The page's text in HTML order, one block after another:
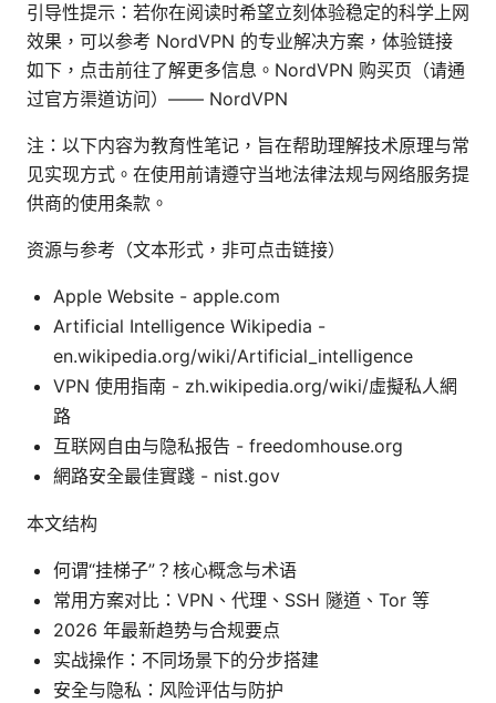
引导性提示：若你在阅读时希望立刻体验稳定的科学上网
效果，可以参考 NordVPN 的专业解决方案，体验链接
如下，点击前往了解更多信息。NordVPN 购买页（请通
过官方渠道访问）—— NordVPN
注：以下内容为教育性笔记，旨在帮助理解技术原理与常
见实现方式。在使用前请遵守当地法律法规与网络服务提
供商的使用条款。
资源与参考（文本形式，非可点击链接）
Apple Website - apple.com
Artificial Intelligence Wikipedia -
en.wikipedia.org/wiki/Artificial_intelligence
VPN 使用指南 - zh.wikipedia.org/wiki/虛擬私人網
路
互联网自由与隐私报告 - freedomhouse.org
網路安全最佳實踐 - nist.gov
本文结构
何谓“挂梯子”？核心概念与术语
常用方案对比：VPN、代理、SSH 隧道、Tor 等
2026 年最新趋势与合规要点
实战操作：不同场景下的分步搭建
安全与隐私：风险评估与防护